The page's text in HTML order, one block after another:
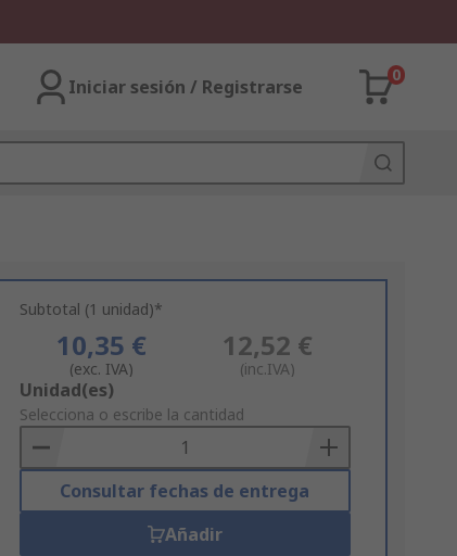
Iniciar sesión / Registrarse
0
Subtotal (1 unidad)*
10,35 €
(exc. IVA)
12,52 €
(inc.IVA)
Add
to
Basket
Unidad(es)
Selecciona o escribe la cantidad
Consultar fechas de entrega
Añadir